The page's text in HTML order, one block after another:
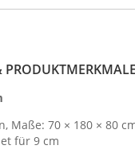
Maße: 70 × 180 × 80
für 9 cm